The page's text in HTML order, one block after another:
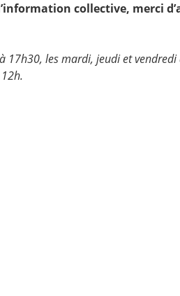
collective, merci
17h30, les mardi, jeudi et